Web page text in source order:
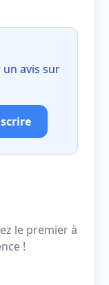
avis sur
le premier à
!